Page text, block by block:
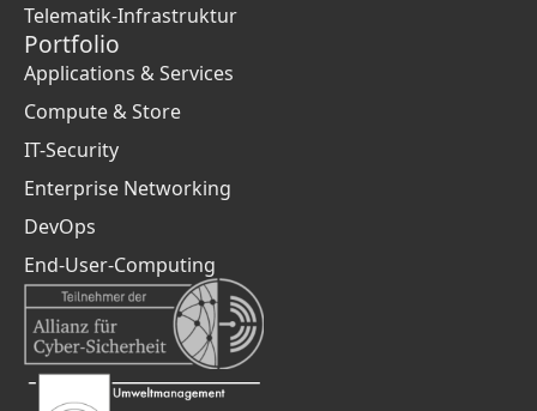
Telematik-Infrastruktur
Portfolio
Applications & Services
Compute & Store
IT-Security
Enterprise Networking
DevOps
End-User-Computing